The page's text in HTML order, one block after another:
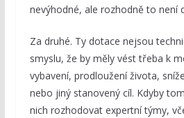
nevýhodné, ale rozhodně to není
Za druhé. Ty dotace nejsou
smyslu, že by měly vést třeba k
vybavení, prodloužení života,
nebo jiný stanovený cíl. Kdyby
nich rozhodovat expertní týmy,